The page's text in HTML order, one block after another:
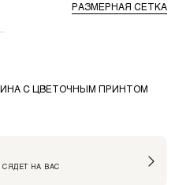
С ЦВЕТОЧНЫМ ПРИНТОМ
НА ВАС
РАЗМЕРНАЯ СЕТКА